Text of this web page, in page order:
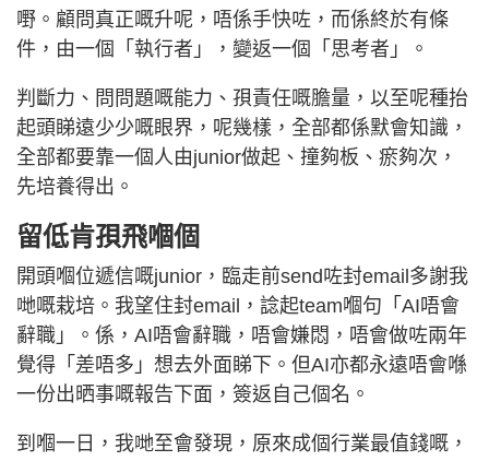
嘢。顧問真正嘅升呢，唔係手快咗，而係終於有條
件，由一個「執行者」，變返一個「思考者」。
判斷力、問問題嘅能力、孭責任嘅膽量，以至呢種抬
起頭睇遠少少嘅眼界，呢幾樣，全部都係默會知識，
全部都要靠一個人由junior做起、撞夠板、瘀夠次，
先培養得出。
留低肯孭飛嗰個
開頭嗰位遞信嘅junior，臨走前send咗封email多謝我
哋嘅栽培。我望住封email，諗起team嗰句「AI唔會
辭職」。係，AI唔會辭職，唔會嫌悶，唔會做咗兩年
覺得「差唔多」想去外面睇下。但AI亦都永遠唔會喺
一份出晒事嘅報告下面，簽返自己個名。
到嗰一日，我哋至會發現，原來成個行業最值錢嘅，